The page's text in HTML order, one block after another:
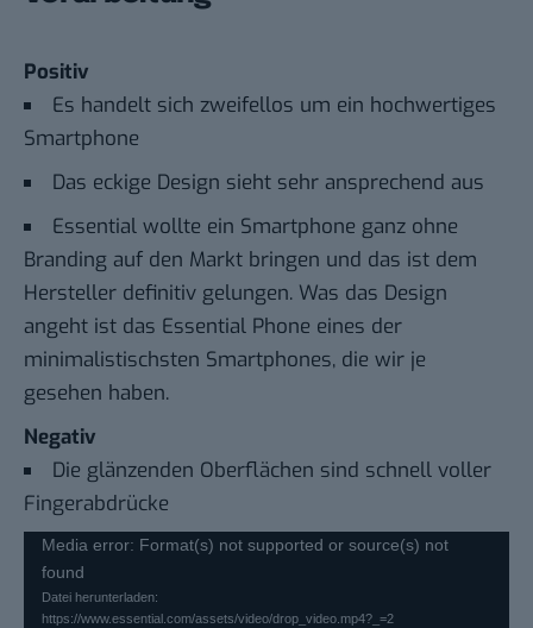
Positiv
Es handelt sich zweifellos um ein hochwertiges
Smartphone
Das eckige Design sieht sehr ansprechend aus
Essential wollte ein Smartphone ganz ohne
Branding auf den Markt bringen und das ist dem
Hersteller definitiv gelungen. Was das Design
angeht ist das Essential Phone eines der
minimalistischsten Smartphones, die wir je
gesehen haben.
Negativ
Die glänzenden Oberflächen sind schnell voller
Fingerabdrücke
Video-
Player
Media error: Format(s) not supported or source(s) not
found
Datei herunterladen:
https://www.essential.com/assets/video/drop_video.mp4?_=2